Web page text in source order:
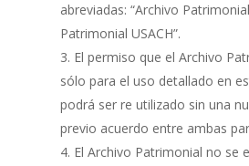
abreviadas: “Archivo
Patrimonial USACH”.
El permiso que el Archivo
sólo para el uso detallado en
podrá ser re utilizado sin una
previo acuerdo entre ambas
El Archivo Patrimonial no se